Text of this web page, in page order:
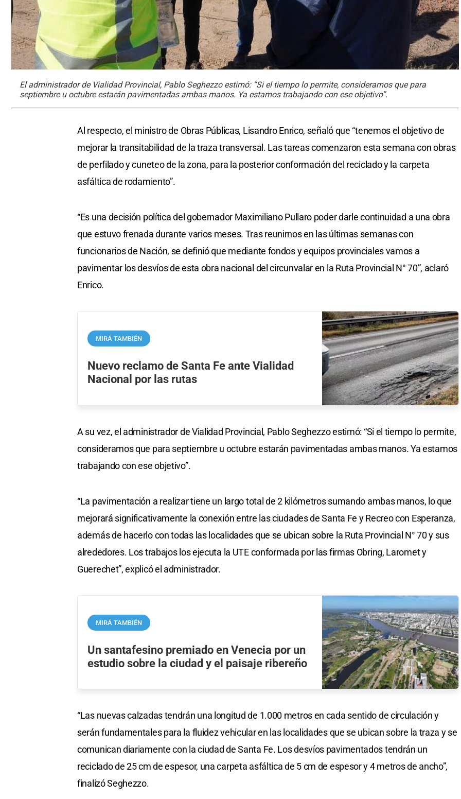
El administrador de Vialidad Provincial, Pablo Seghezzo estimó: “Si el tiempo lo permite, consideramos que para
septiembre u octubre estarán pavimentadas ambas manos. Ya estamos trabajando con ese objetivo”.
Al respecto, el ministro de Obras Públicas, Lisandro Enrico, señaló que “tenemos el objetivo de
mejorar la transitabilidad de la traza transversal. Las tareas comenzaron esta semana con obras
de perfilado y cuneteo de la zona, para la posterior conformación del reciclado y la carpeta
asfáltica de rodamiento”.
“Es una decisión política del gobernador Maximiliano Pullaro poder darle continuidad a una obra
que estuvo frenada durante varios meses. Tras reunirnos en las últimas semanas con
funcionarios de Nación, se definió que mediante fondos y equipos provinciales vamos a
pavimentar los desvíos de esta obra nacional del circunvalar en la Ruta Provincial N° 70”, aclaró
Enrico.
MIRÁ TAMBIÉN
Nuevo reclamo de Santa Fe ante Vialidad
Nacional por las rutas
A su vez, el administrador de Vialidad Provincial, Pablo Seghezzo estimó: “Si el tiempo lo permite,
consideramos que para septiembre u octubre estarán pavimentadas ambas manos. Ya estamos
trabajando con ese objetivo”.
“La pavimentación a realizar tiene un largo total de 2 kilómetros sumando ambas manos, lo que
mejorará significativamente la conexión entre las ciudades de Santa Fe y Recreo con Esperanza,
además de hacerlo con todas las localidades que se ubican sobre la Ruta Provincial N° 70 y sus
alrededores. Los trabajos los ejecuta la UTE conformada por las firmas Obring, Laromet y
Guerechet”, explicó el administrador.
MIRÁ TAMBIÉN
Un santafesino premiado en Venecia por un
estudio sobre la ciudad y el paisaje ribereño
“Las nuevas calzadas tendrán una longitud de 1.000 metros en cada sentido de circulación y
serán fundamentales para la fluidez vehicular en las localidades que se ubican sobre la traza y se
comunican diariamente con la ciudad de Santa Fe. Los desvíos pavimentados tendrán un
reciclado de 25 cm de espesor, una carpeta asfáltica de 5 cm de espesor y 4 metros de ancho”,
finalizó Seghezzo.